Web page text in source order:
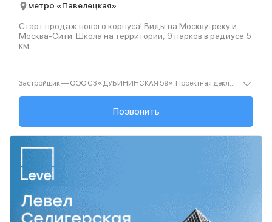
метро «Павелецкая»
Старт продаж нового корпуса! Виды на Москву-реку и
Москва-Сити. Школа на территории, 9 парков в радиусе 5
км.
Застройщик — ООО СЗ «ДУБИНИНСКАЯ 59». Проектная декларация — наш.дом.рф. Акция до 31.10.2025. Не оферта. Подробности — level.ru
+7 (495) 127-65-...
Позвонить